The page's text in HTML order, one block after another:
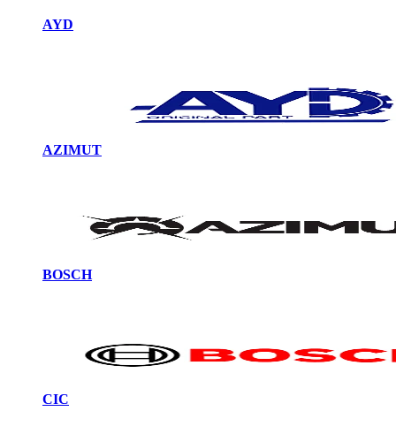
AYD
AZIMUT
BOSCH
CIC